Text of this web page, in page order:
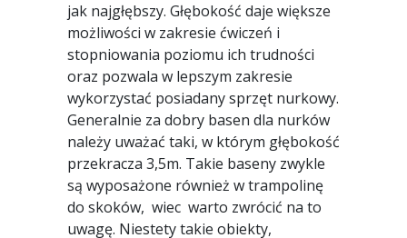
jak najgłębszy. Głębokość daje większe
możliwości w zakresie ćwiczeń i
stopniowania poziomu ich trudności
oraz pozwala w lepszym zakresie
wykorzystać posiadany sprzęt nurkowy.
Generalnie za dobry basen dla nurków
należy uważać taki, w którym głębokość
przekracza 3,5m. Takie baseny zwykle
są wyposażone również w trampolinę
do skoków, wiec warto zwrócić na to
uwagę. Niestety takie obiekty,